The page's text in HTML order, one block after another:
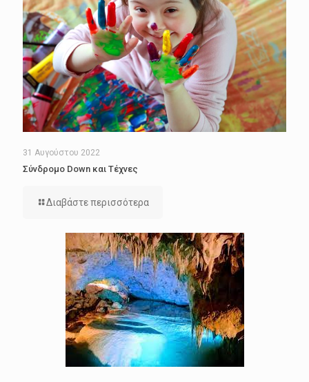
31 Αυγούστου 2022
Σύνδρομο Down και Τέχνες
Διαβάστε περισσότερα